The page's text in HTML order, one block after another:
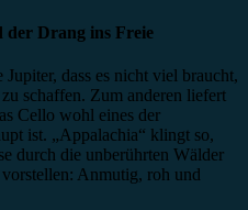
Drang ins Freie
dass es nicht viel braucht,
schaffen. Zum anderen liefert
Cello wohl eines der
ist. „Appalachia“ klingt so,
durch die unberührten Wälder
Anmutig, roh und